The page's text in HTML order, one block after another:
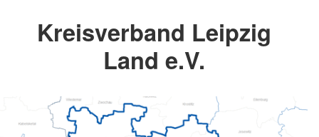
Kreisverband Leipzig
Land e.V.